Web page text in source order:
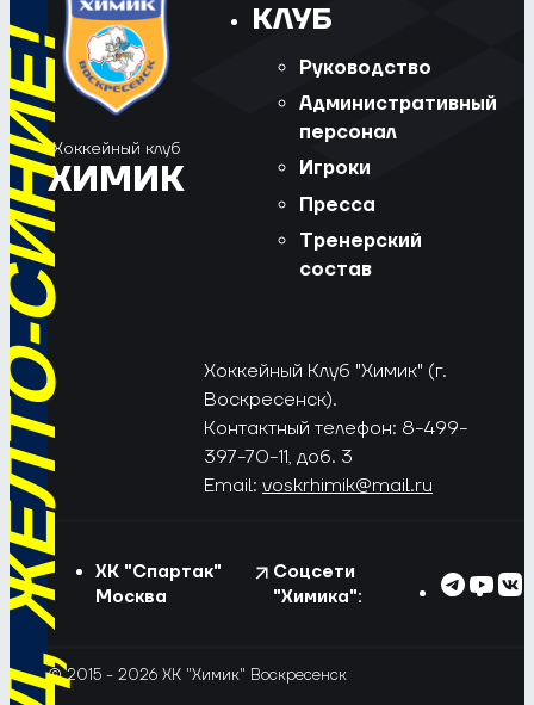
СИНИЕ!
Хоккейный клуб
ХИМИК
КЛУБ
Руководство
Административный
персонал
Игроки
Пресса
Тренерский
состав
Хоккейный Клуб "Химик" (г.
Воскресенск).
Контактный телефон: 8-499-
397-70-11, доб. 3
Email: voskrhimik@mail.ru
ХК "Спартак"
Москва
Соцсети
"Химика":
© 2015 - 2026 ХК "Химик" Воскресенск